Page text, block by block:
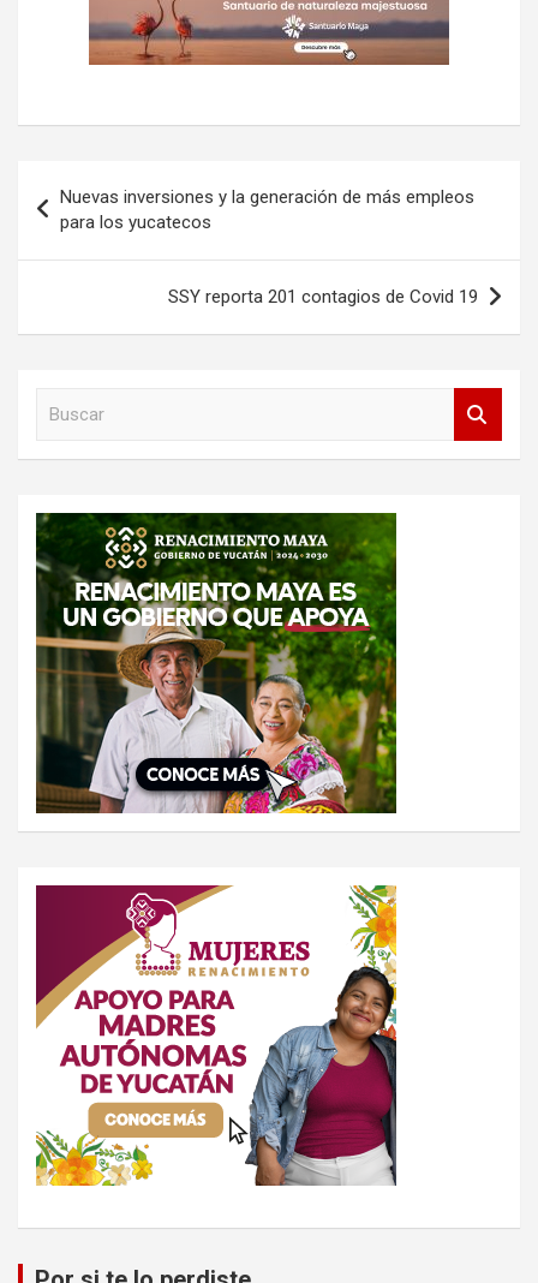
de
entradas
Nuevas inversiones y la generación de más empleos
para los yucatecos
SSY reporta 201 contagios de Covid 19
r